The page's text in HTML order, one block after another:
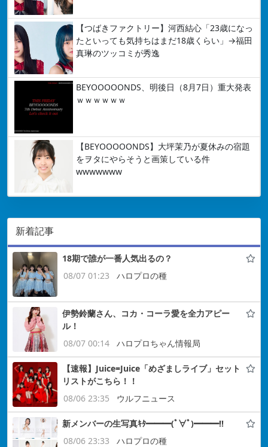
【つばきファクトリー】河西結心「23歳になっ
たといっても気持ちはまだ18歳くらい」→福田
真琳のツッコミが秀逸
BEYOOOOONDS、明後日（8月7日）重大発表
ｗｗｗｗｗｗ
【BEYOOOOONDS】大坪茉乃が夏休みの宿題
をヲタにやらそうと画策している件
wwwwwww
新着記事
18期で誰が一番人気出るの？
08/07 01:23
ハロプロの種
伊勢鈴蘭さん、コカ・コーラ愛を全力アピー
ル！
08/07 00:14
ハロプロちゃん情報局
【速報】Juice=Juice「めざましライブ」セット
リストがこちら！！
08/06 23:35
ウルフニュース
新メンバーの生写真ｷﾀ━━━(ﾟ∀ﾟ)━━━!!
08/06 23:33
ハロプロの種